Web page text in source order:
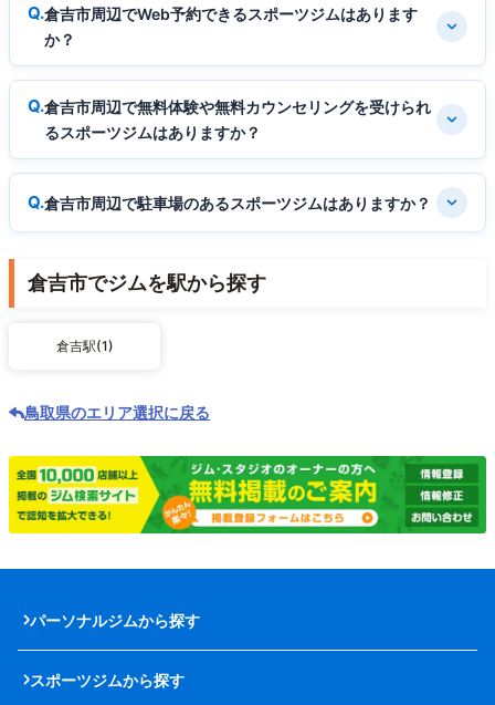
倉吉市周辺でWeb予約できるスポーツジムはあります
か？
倉吉市周辺で無料体験や無料カウンセリングを受けられ
るスポーツジムはありますか？
倉吉市周辺で駐車場のあるスポーツジムはありますか？
倉吉市でジムを駅から探す
倉吉駅(1)
鳥取県のエリア選択に戻る
パーソナルジムから探す
スポーツジムから探す